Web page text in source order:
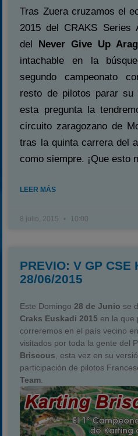
Tras Zuera cruzamos el
2015 del CRAKS Series
del Never Give Up
intachable en la
segundo campeonato
resto de pilotos parar su
esta pregunta la
circuito zaragozano de
tras la quinta carrera del
como siempre. ¡Que esto
LEER MÁS
8 julio, 2015 10:00
PREVIO: V GP
28/06/2015
Este Domingo28 de Junio se
Craks Euskadi 2015 en la que
correremos en el país vecino
visitados por toda la gente del
Briscous , esta vez en su
participación de pilotos
Team